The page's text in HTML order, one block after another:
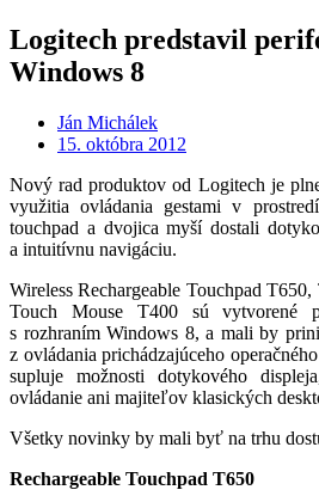
Logitech predstavil
Windows 8
Ján Michálek
15. októbra 2012
Nový rad produktov od Logitech je
využitia ovládania gestami v
touchpad a dvojica myší dostali
a intuitívnu navigáciu.
Wireless Rechargeable Touchpad
Touch Mouse T400 sú vytvorené
s rozhraním Windows 8, a mali by
z ovládania prichádzajúceho
supluje možnosti dotykového
ovládanie ani majiteľov klasických
Všetky novinky by mali byť na trhu
Rechargeable Touchpad T650